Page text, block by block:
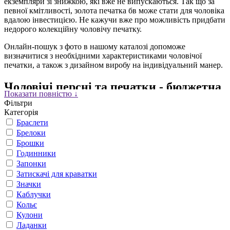
певної кмітливості, золота печатка бв може стати для чоловіка
вдалою інвестицією. Не кажучи вже про можливість придбати
недорого колекційну чоловічу печатку.
Онлайн-пошук з фото в нашому каталозі допоможе
визначитися з необхідними характеристиками чоловічої
печатки, а також з дизайном виробу на індивідуальний манер.
Чоловічі персні та печатки - бюджетна
альтернатива новим аксесуарам
Багато чоловіків, побачивши в комісійках дорогоцінний
чоловічий перстень, наприклад, з діамантами зазвичай
ставлять те саме питання: а чи справжня ця прикраса?
Найчастіше саме це є основною причиною недовіри чоловіків
до вторинного ринку, а саме побоювання, що недорого
підсунуть підробку. Втім, відвідування фірмового салону теж
не гарантує 100% оригінальності чоловічого персня. Інша
думка – усі прикраси б/в перебувають у поганому чи
сумнівному стані, тому і ціна на них дешева. Доля істини у
цьому є. Деякі недобросовісні продавці виставляють на
продаж перстні без комплексної реставрації. В основному
вони обмежуються зовнішнім косметичним ремонтом,
Показати повністю ↓
Фільтри
Категорія
Браслети
Брелоки
Брошки
Годинники
Запонки
Затискачі для краватки
Значки
Каблучки
Кольє
Кулони
Ладанки